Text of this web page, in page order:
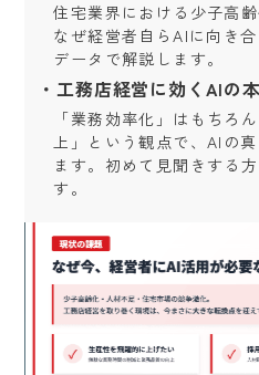
住宅業界における少子高
なぜ経営者自らAIに向き
データで解説します。
・工務店経営に効くAIの
「業務効率化」はもちろ
上」という観点で、AIの
ます。初めて見聞きする
す。